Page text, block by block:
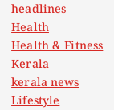
headlines
Health
Health & Fitness
Kerala
kerala news
Lifestyle